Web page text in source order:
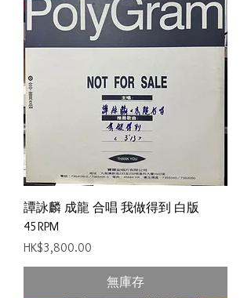
譚詠麟 成龍 合唱 我做得到 白版
45RPM
價格
HK$3,800.00
無庫存